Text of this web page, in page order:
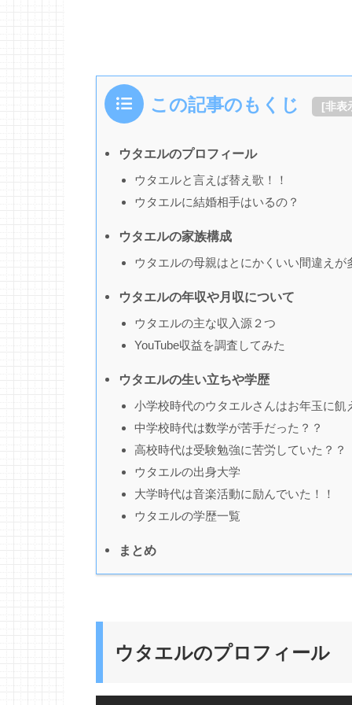
この記事のもくじ [非表
ウタエルのプロフィール
ウタエルと言えば替え歌！！
ウタエルに結婚相手はいるの？
ウタエルの家族構成
ウタエルの母親はとにかくいい間違えが
ウタエルの年収や月収について
ウタエルの主な収入源２つ
YouTube収益を調査してみた
ウタエルの生い立ちや学歴
小学校時代のウタエルさんはお年玉に飢
中学校時代は数学が苦手だった？？
高校時代は受験勉強に苦労していた？？
ウタエルの出身大学
大学時代は音楽活動に励んでいた！！
ウタエルの学歴一覧
まとめ
ウタエルのプロフィール